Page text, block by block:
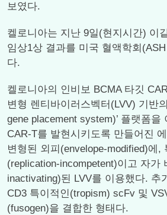
보였다.
켈로니아는 지난 9일(현지시간) 이
임상1상 결과를 미국 혈액학회
다.
켈로니아의 인비보 BCMA 타깃
변형 렌티바이러스벡터(LVV) 기반
gene placement system)’ 플랫폼을
CAR-T를 발현시키도록 만들어진
변형된 외피(envelope-modified)에,
(replication-incompetent)이고 자가
inactivating)된 LVV를 이용했다. 추
CD3 특이적인(tropism) scFv 및
(fusogen)을 결합한 형태다.